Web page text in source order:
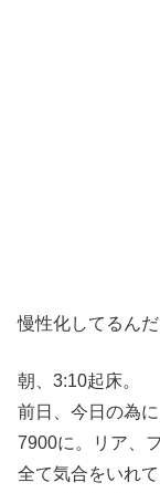
慢性化してるんだ
朝、3:10起床。
前日、今日の為
7900に。リア、
全て気合をいれ